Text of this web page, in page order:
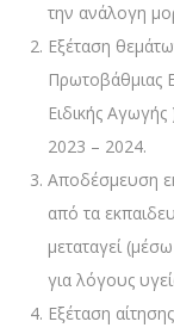
την ανάλογη
Εξέταση
Πρωτοβάθμιας
Ειδικής
2023 – 2024.
Αποδέσμευση
από τα
μεταταγεί
για λόγους
Εξέταση